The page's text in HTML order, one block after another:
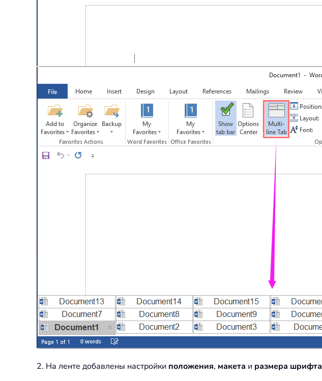
2. На ленте добавлены настройки положения, макета и размера шрифта